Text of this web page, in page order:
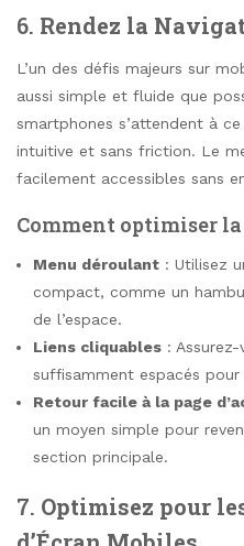
6. Rendez la
L’un des défis majeurs sur
aussi simple et fluide que
smartphones s’attendent à
intuitive et sans friction. Le
facilement accessibles sans
Comment optimiser
Menu déroulant : Utilisez
compact, comme un
de l’espace.
Liens cliquables :
suffisamment espacés
Retour facile à la page
un moyen simple pour
section principale.
7. Optimisez pour